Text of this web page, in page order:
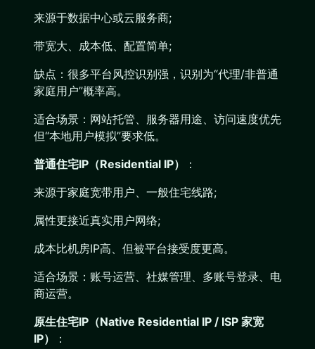
来源于数据中心或云服务商;
带宽大、成本低、配置简单;
缺点：很多平台风控识别强，识别为“代理/非普通
家庭用户”概率高。
适合场景：网站托管、服务器用途、访问速度优先
但“本地用户模拟”要求低。
普通住宅IP（Residential IP）
：
来源于家庭宽带用户、一般住宅线路;
属性更接近真实用户网络;
成本比机房IP高、但被平台接受度更高。
适合场景：账号运营、社媒管理、多账号登录、电
商运营。
原生住宅IP（Native Residential IP / ISP 家宽
IP）
：